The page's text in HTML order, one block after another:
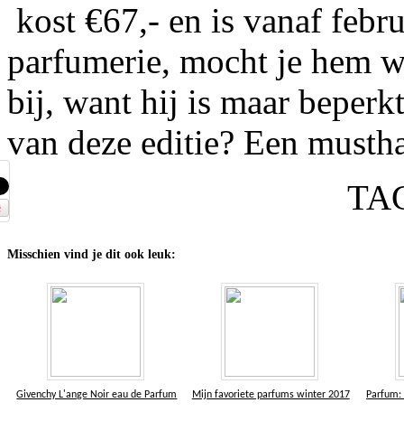
kost €67,- en is vanaf
parfumerie, mocht je hem
bij, want hij is maar
van deze editie? Een
Misschien vind je dit ook leuk:
Givenchy L'ange Noir eau de Parfum Mijn favoriete parfums winter 2017 Parfum: